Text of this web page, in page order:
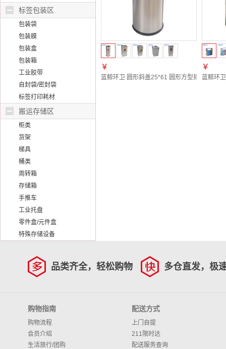
标签包装区
包装袋
包装膜
包装盒
包装箱
工业胶带
自封袋/密封袋
标签打印耗材
搬运存储区
柜类
货架
梯具
桶类
周转箱
存储箱
手推车
工业托盘
零件盒/元件盒
特殊存储设备
￥
蓝鲸环卫 圆形斜盖25*61 圆形方型摇盖不锈
￥
蓝鲸环
品类齐全，轻松购物 多仓直发，极
购物指南
购物流程
会员介绍
生活旅行/团购
配送方式
上门自提
211限时达
配送服务查询